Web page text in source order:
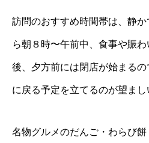
訪問のおすすめ時間帯は、静
ら朝８時〜午前中、食事や賑
後、夕方前には閉店が始まる
に戻る予定を立てるのが望まし
名物グルメのだんご・わらび